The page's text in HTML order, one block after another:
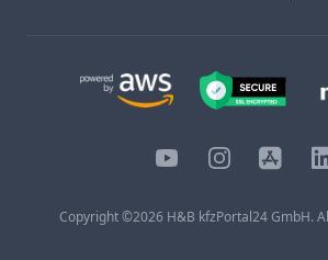
YouTubeInstagram
iOS
Copyright ©2026 H&B kfzPortal24 GmbH.